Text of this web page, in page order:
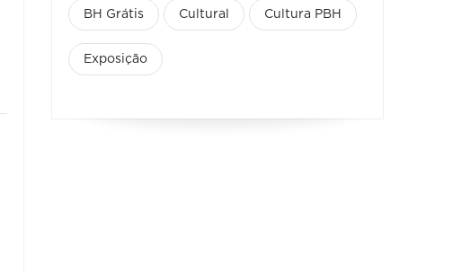
BH Grátis Cultural Cultura PBH
Exposição